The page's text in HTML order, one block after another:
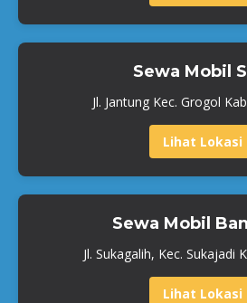
Sewa Mobil
Jl. Jantung Kec. Grogol
Lihat Lokasi
Sewa Mobil
Jl. Sukagalih, Kec. Sukajadi
Lihat Lokasi